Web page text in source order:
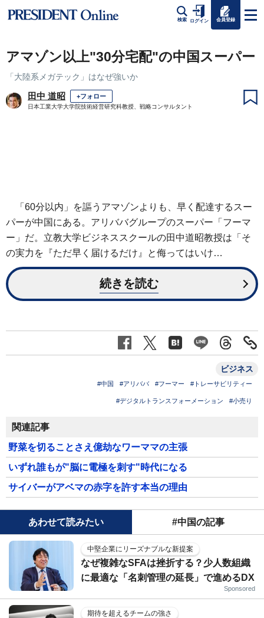
検索 ログイン 会員登録
アマゾン以上"30分宅配"の中国スーパー
「大陸系メガテック」はなぜ強いか
田中 道昭 +フォロー
日本工業大学大学院技術経営研究科教授、戦略コンサルタント
「60分以内」を謳うアマゾンよりも、早く配達するスー
パーが中国にある。アリババグループのスーパー「フーマ
ー」だ。立教大学ビジネススクールの田中道昭教授は「そ
の実力を『ただ早く届けるだけ』と侮ってはいけ…
続きを読む
ビジネス
#中国 #アリババ #フーマー #トレーサビリティー
#デジタルトランスフォーメーション #小売り
関連記事
野菜を切ることさえ億劫なワーママの主張
いずれ誰もが"脳に電極を刺す"時代になる
サイバーがアベマの赤字を許す本当の理由
あわせて読みたい #中国の記事
中堅企業にリーズナブルな新提案
なぜ複雑なSFAは挫折する？少人数組織
に最適な「名刺管理の延長」で進めるDX
Sponsored
期待を超えるチームの強さ